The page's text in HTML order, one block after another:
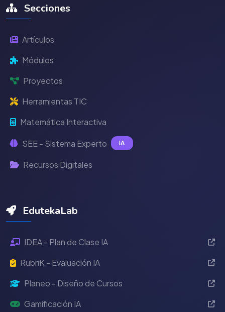
Secciones
Artículos
Módulos
Proyectos
Herramientas TIC
Matemática Interactiva
SEE - Sistema Experto IA
Recursos Digitales
EdutekaLab
IDEA - Plan de Clase IA
RubriK - Evaluación IA
Planeo - Diseño de Cursos
Gamificación IA